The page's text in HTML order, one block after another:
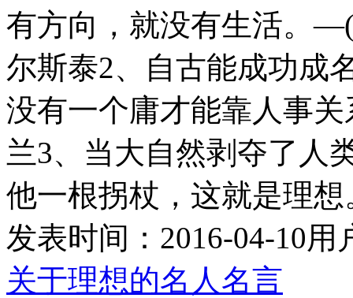
有方向，就没有生活。
尔斯泰2、自古能成功成
没有一个庸才能靠人事
兰3、当大自然剥夺了人
他一根拐杖，这就是理
发表时间： 2016-04-10用
关于理想的名人名言